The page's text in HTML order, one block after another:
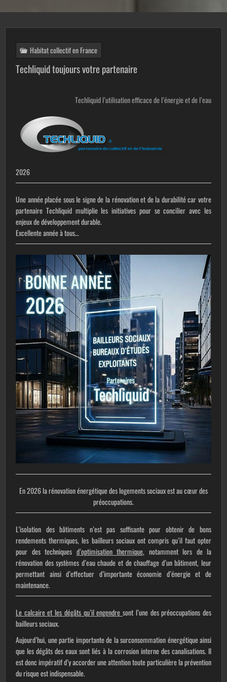
Habitat collectif en France
Techliquid toujours votre partenaire
Techliquid l’utilisation efficace de l’énergie et de l’eau
2026
Une année placée sous le signe de la rénovation et de la durabilité car votre
partenaire Techliquidmultiplie les initiatives pour se concilier avec les
enjeux de développement durable.
Excellente année à tous…
En 2026 la rénovation énergétique des logements sociaux est au cœur des
préoccupations.
L’isolation des bâtiments n’est pas suffisante pour obtenir de bons
rendements thermiques, les bailleurs sociaux ont compris qu’il faut opter
pour des techniques d’optimisation thermique, notamment lors de la
rénovation des systèmes d’eau chaude et de chauffage d’un bâtiment, leur
permettant ainsi d’effectuer d’importante économie d’énergie et de
maintenance.
Le calcaireet les dégâts qu’il engendresont l’une des préoccupations des
bailleurs sociaux.
Aujourd’hui, une partie importante de la surconsommation énergétique ainsi
que les dégâts des eaux sont liés à la corrosion interne des canalisations. Il
est donc impératif d’y accorder une attention toute particulière la prévention
du risque est indispensable.